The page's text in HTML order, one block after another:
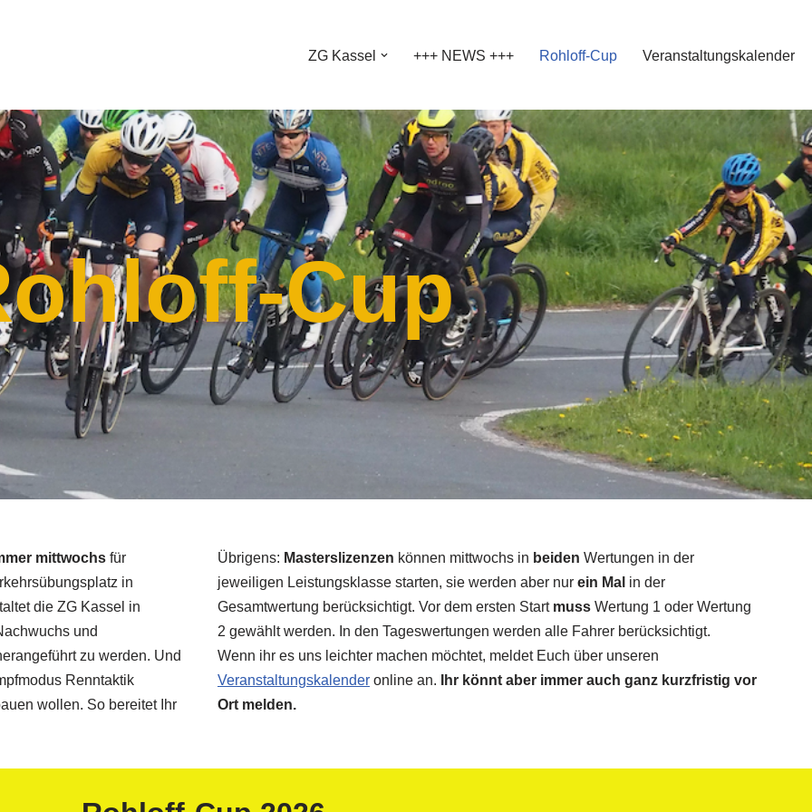
ZG Kassel +++ NEWS +++ Rohloff-Cup Veranstaltungskalender
Cup
mittwochs für
in
die ZG Kassel in
und
zu werden. Und
Renntaktik
wollen. So bereitet Ihr
Übrigens: Masterslizenzen können mittwochs in beiden Wertungen in der
jeweiligen Leistungsklasse starten, sie werden aber nur ein Mal in der
Gesamtwertung berücksichtigt. Vor dem ersten Start muss Wertung 1 oder Wertung
2 gewählt werden. In den Tageswertungen werden alle Fahrer berücksichtigt.
Wenn ihr es uns leichter machen möchtet, meldet Euch über unseren
Veranstaltungskalender online an.
Ihr könnt aber immer auch ganz kurzfristig vor
Ort melden.